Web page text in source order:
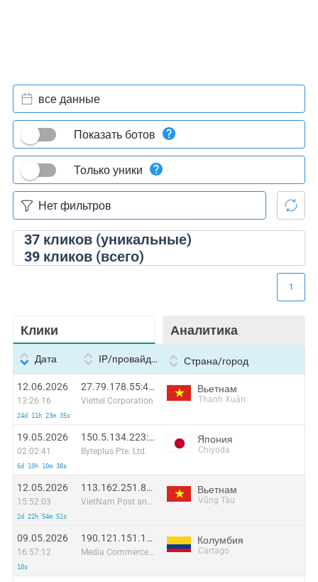
37кликов (уникальные)
39кликов (всего)
все данные
Показать ботов
Только уники
Клики Аналитика
1
Дата IP/провайдер Страна/город
12.06.2026
13:26:16
24d 11h 23m 35s
27.79.178.55:41310
Viettel Corporation
Вьетнам
Thanh Xuân
19.05.2026
02:02:41
6d 10h 10m 38s
150.5.134.223:18931
Byteplus Pte. Ltd.
Япония
Chiyoda
12.05.2026
15:52:03
2d 22h 54m 51s
113.162.251.85:52316
VietNam Post and Telecom Corporation
Вьетнам
Vũng Tàu
09.05.2026
16:57:12
10s
190.121.151.165
Media Commerce Partners S.A
Колумбия
Cartago